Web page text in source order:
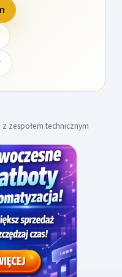
zespołem technicznym